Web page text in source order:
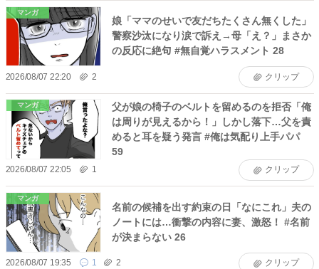
マンガ
娘「ママのせいで友だちたくさん無くした」
警察沙汰になり涙で訴え→母「え？」まさか
の反応に絶句 #無自覚ハラスメント 28
2026/08/07 22:20 2 クリップ
マンガ
父が娘の椅子のベルトを留めるのを拒否「俺
は周りが見えるから！」しかし落下…父を責
めると耳を疑う発言 #俺は気配り上手パパ
59
2026/08/07 22:05 1 クリップ
マンガ
名前の候補を出す約束の日「なにこれ」夫の
ノートには…衝撃の内容に妻、激怒！ #名前
が決まらない 26
2026/08/07 19:35 1 2 クリップ